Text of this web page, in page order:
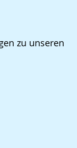
zu unseren